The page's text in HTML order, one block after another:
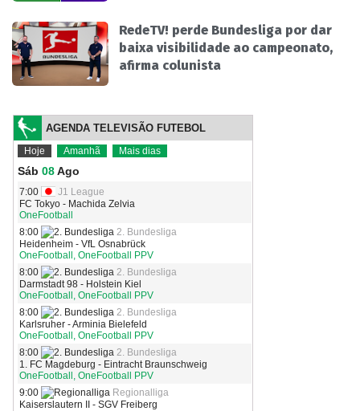
RedeTV! perde Bundesliga por dar
baixa visibilidade ao campeonato,
afirma colunista